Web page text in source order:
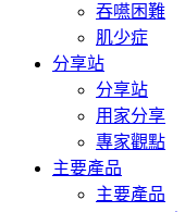
吞嚥困難
肌少症
分享站
分享站
用家分享
專家觀點
主要產品
主要產品